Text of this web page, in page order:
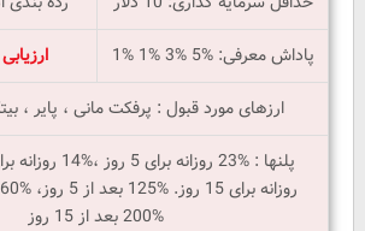
پاداش معرفی: %5 %3 %1 %1
ارزهای مورد قبول : پرفکت مانی ، پایر ،
%200 بعد از 15 روز